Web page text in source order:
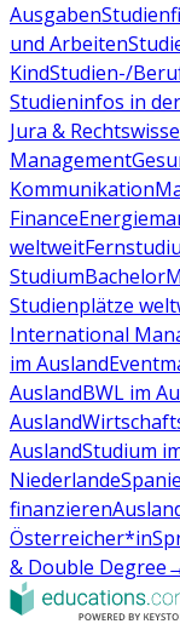
Ausgaben
und Arbeiten
KindStudien-/
Studieninfos in
Jura &
Management
Kommunikation
Finance
weltweit
StudiumBachelor
Studienplätze
International
im Ausland
AuslandBWL im
Ausland
AuslandStudium
Niederlande
finanzieren
Österreicher*in
& Double Degree